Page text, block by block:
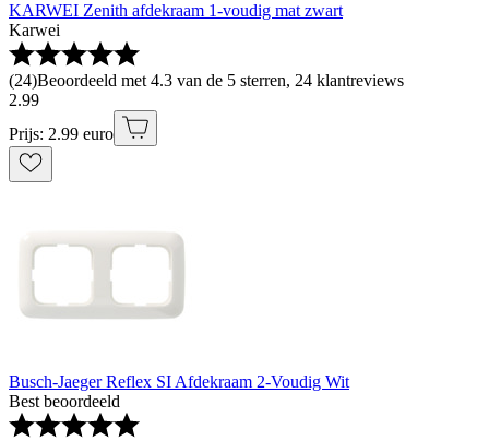
KARWEI Zenith afdekraam 1-voudig mat zwart
Karwei
(24)Beoordeeld met 4.3 van de 5 sterren, 24 klantreviews
2.99
Prijs: 2.99 euro
Busch-Jaeger Reflex SI Afdekraam 2-Voudig Wit
Best beoordeeld